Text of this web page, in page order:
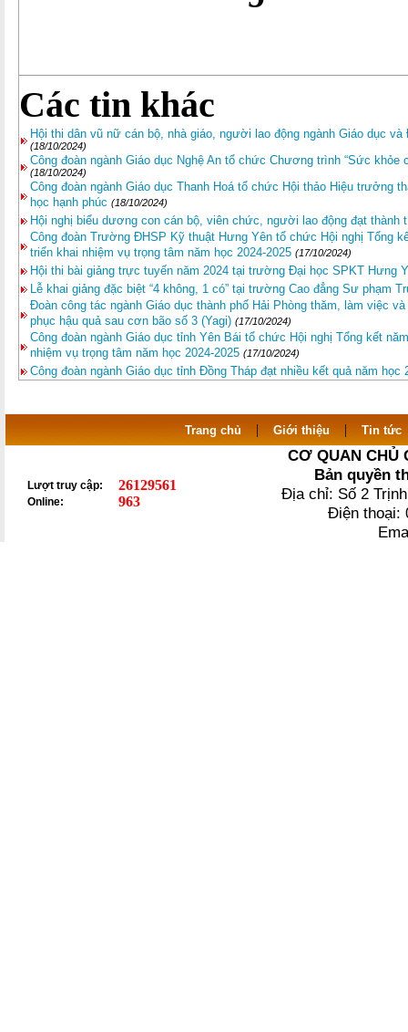
Các tin khác
Hội thi dân vũ nữ cán bộ, nhà giáo, người lao động ngành Giáo dục
(18/10/2024)
Công đoàn ngành Giáo dục Nghệ An tổ chức Chương trình “Sức khỏe
(18/10/2024)
Công đoàn ngành Giáo dục Thanh Hoá tổ chức Hội thảo Hiệu trưởng
học hạnh phúc (18/10/2024)
Hội nghị biểu dương con cán bộ, viên chức, người lao động đạt thành
Công đoàn Trường ĐHSP Kỹ thuật Hưng Yên tổ chức Hội nghị Tổng
triển khai nhiệm vụ trọng tâm năm học 2024-2025 (17/10/2024)
Hội thi bài giảng trực tuyến năm 2024 tại trường Đại học SPKT Hưng
Lễ khai giảng đặc biệt “4 không, 1 có” tại trường Cao đẳng Sư phạm
Đoàn công tác ngành Giáo dục thành phố Hải Phòng thăm, làm việc
phục hậu quả sau cơn bão số 3 (Yagi) (17/10/2024)
Công đoàn ngành Giáo dục tỉnh Yên Bái tổ chức Hội nghị Tổng kết
nhiệm vụ trọng tâm năm học 2024-2025 (17/10/2024)
Công đoàn ngành Giáo dục tỉnh Đồng Tháp đạt nhiều kết quả năm học
Trang chủ | Giới thiệu | Tin tức
Lượt truy cập: 26129561
Online: 963
CƠ QUAN CHỦ
Bản quyền
Địa chỉ: Số 2
Điện